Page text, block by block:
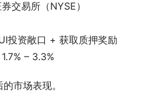
交易所（NYSE）
投资敞口 + 获取质押奖励
– 3.3%
市场表现。